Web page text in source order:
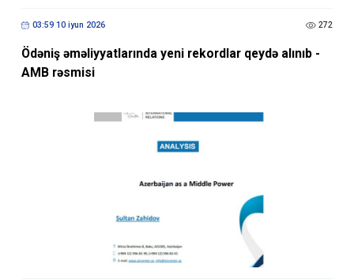
03:59 10 iyun 2026 272
Ödəniş əməliyyatlarında yeni rekordlar qeydə alınıb -
AMB rəsmisi